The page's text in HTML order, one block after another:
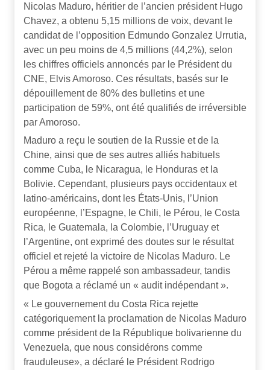
Nicolas Maduro, héritier de l’ancien président Hugo
Chavez, a obtenu 5,15 millions de voix, devant le
candidat de l’opposition Edmundo Gonzalez Urrutia,
avec un peu moins de 4,5 millions (44,2%), selon
les chiffres officiels annoncés par le Président du
CNE, Elvis Amoroso. Ces résultats, basés sur le
dépouillement de 80% des bulletins et une
participation de 59%, ont été qualifiés de irréversible
par Amoroso.
Maduro a reçu le soutien de la Russie et de la
Chine, ainsi que de ses autres alliés habituels
comme Cuba, le Nicaragua, le Honduras et la
Bolivie. Cependant, plusieurs pays occidentaux et
latino-américains, dont les États-Unis, l’Union
européenne, l’Espagne, le Chili, le Pérou, le Costa
Rica, le Guatemala, la Colombie, l’Uruguay et
l’Argentine, ont exprimé des doutes sur le résultat
officiel et rejeté la victoire de Nicolas Maduro. Le
Pérou a même rappelé son ambassadeur, tandis
que Bogota a réclamé un « audit indépendant ».
« Le gouvernement du Costa Rica rejette
catégoriquement la proclamation de Nicolas Maduro
comme président de la République bolivarienne du
Venezuela, que nous considérons comme
frauduleuse», a déclaré le Président Rodrigo